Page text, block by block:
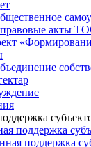
акты
поддержка
поддержка